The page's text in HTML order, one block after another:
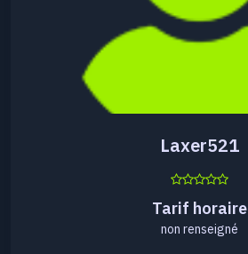
Laxer521
Tarif horaire
non renseigné